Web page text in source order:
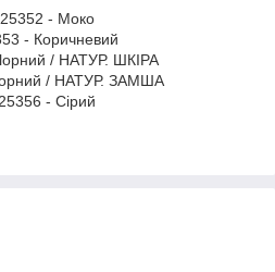
- Моко
- Коричневий
/ НАТУР. ШКІРА
/ НАТУР. ЗАМША
- Сірий